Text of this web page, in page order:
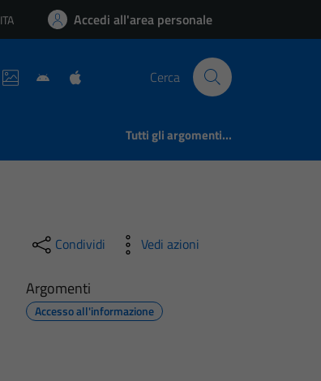
Lingua attiva:
ITA Accedi all'area personale
Cerca
Tutti gli argomenti...
Condividi Vedi azioni
Argomenti
Accesso all'informazione